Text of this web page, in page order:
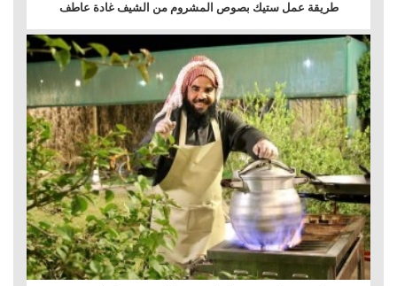
طريقة عمل ستيك بصوص المشروم من الشيف غادة عاطف